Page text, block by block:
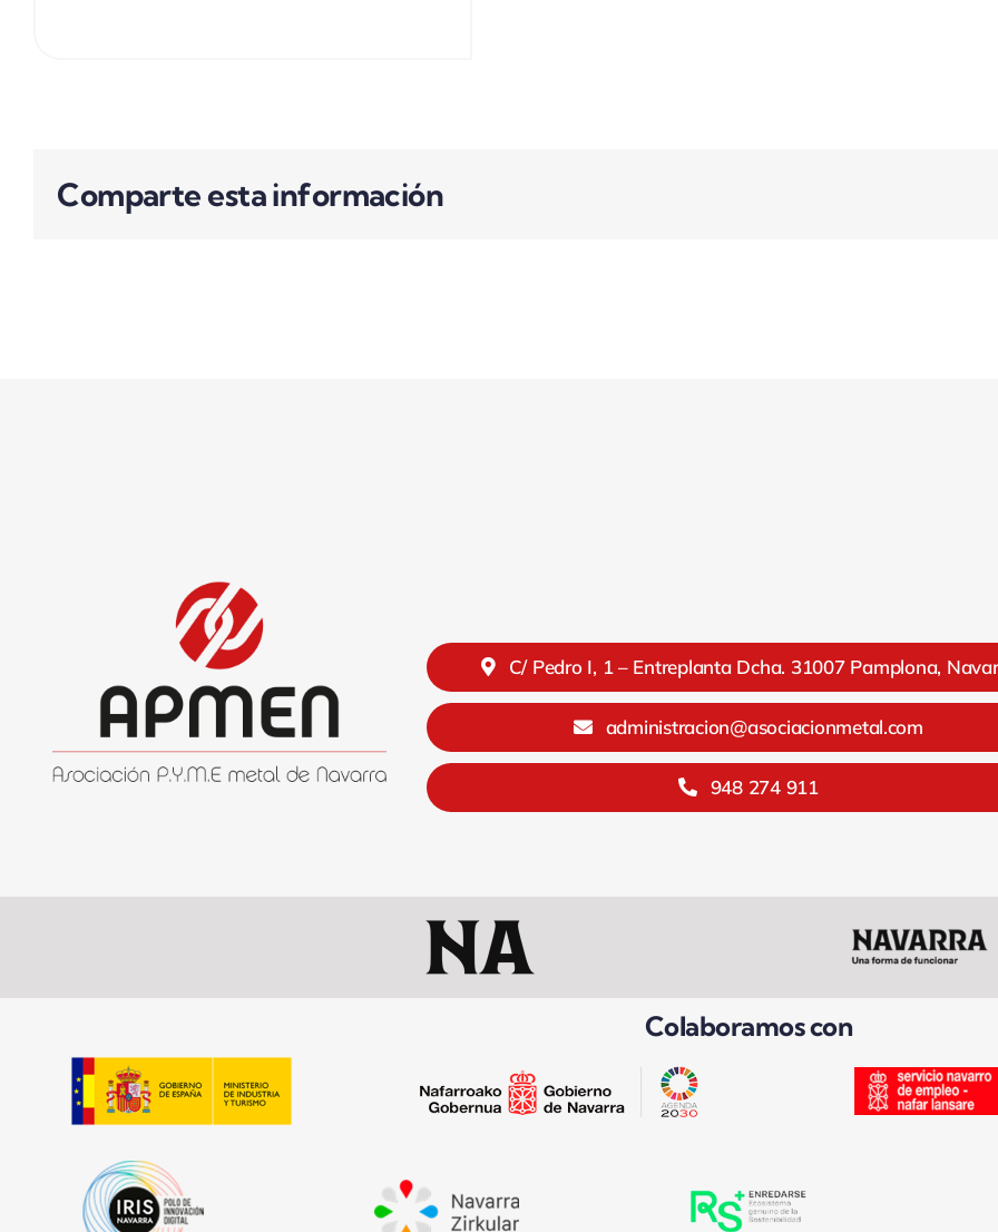
Comparte esta información
C/ Pedro I, 1 – Entreplanta Dcha. 31007 Pamplona,
administracion@asociacionmetal.com
948 274 911
Colaboramos con